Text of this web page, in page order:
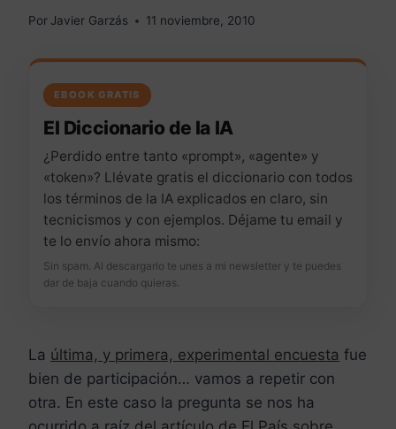
Por Javier Garzás 11 noviembre, 2010
EBOOK GRATIS
El Diccionario de la IA
¿Perdido entre tanto «prompt», «agente» y
«token»? Llévate gratis el diccionario con todos
los términos de la IA explicados en claro, sin
tecnicismos y con ejemplos. Déjame tu email y
te lo envío ahora mismo:
Sin spam. Al descargarlo te unes a mi newsletter y te puedes
dar de baja cuando quieras.
La última, y primera, experimental encuesta fue
bien de participación… vamos a repetir con
otra. En este caso la pregunta se nos ha